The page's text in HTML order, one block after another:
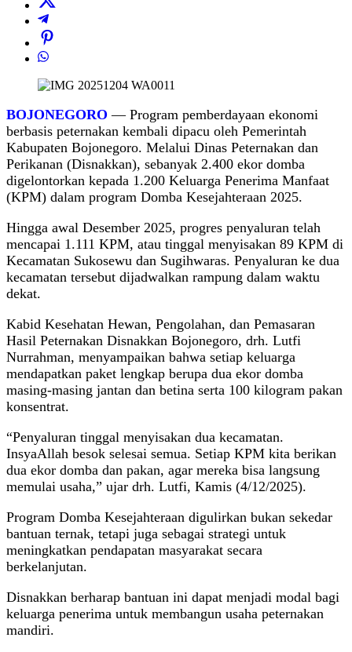
BOJONEGORO — Program pemberdayaan ekonomi
berbasis peternakan kembali dipacu oleh Pemerintah
Kabupaten Bojonegoro. Melalui Dinas Peternakan dan
Perikanan (Disnakkan), sebanyak 2.400 ekor domba
digelontorkan kepada 1.200 Keluarga Penerima Manfaat
(KPM) dalam program Domba Kesejahteraan 2025.
Hingga awal Desember 2025, progres penyaluran telah
mencapai 1.111 KPM, atau tinggal menyisakan 89 KPM di
Kecamatan Sukosewu dan Sugihwaras. Penyaluran ke dua
kecamatan tersebut dijadwalkan rampung dalam waktu
dekat.
Kabid Kesehatan Hewan, Pengolahan, dan Pemasaran
Hasil Peternakan Disnakkan Bojonegoro, drh. Lutfi
Nurrahman, menyampaikan bahwa setiap keluarga
mendapatkan paket lengkap berupa dua ekor domba
masing-masing jantan dan betina serta 100 kilogram pakan
konsentrat.
“Penyaluran tinggal menyisakan dua kecamatan.
InsyaAllah besok selesai semua. Setiap KPM kita berikan
dua ekor domba dan pakan, agar mereka bisa langsung
memulai usaha,” ujar drh. Lutfi, Kamis (4/12/2025).
Program Domba Kesejahteraan digulirkan bukan sekedar
bantuan ternak, tetapi juga sebagai strategi untuk
meningkatkan pendapatan masyarakat secara
berkelanjutan.
Disnakkan berharap bantuan ini dapat menjadi modal bagi
keluarga penerima untuk membangun usaha peternakan
mandiri.